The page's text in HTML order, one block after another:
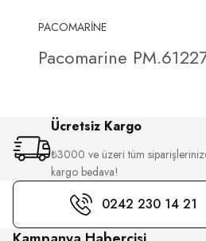
PACOMARİNE
Pacomarine
Ücretsiz Kargo
₺3000 ve üzeri tüm
kargo bedava!
0242 230 14 21